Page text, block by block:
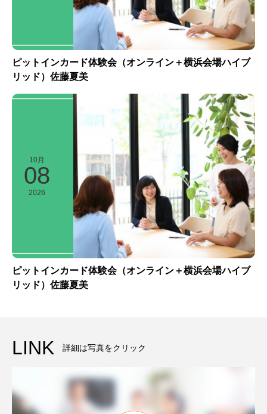
ピットインカード体験会（オンライン＋横浜会場ハイブ
リッド）佐藤夏美
10月
08
2026
ピットインカード体験会（オンライン＋横浜会場ハイブ
リッド）佐藤夏美
LINK 詳細は写真をクリック